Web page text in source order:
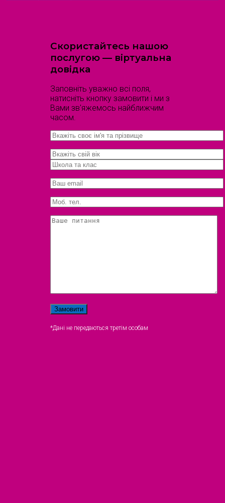
Скористайтесь нашою
послугою — віртуальна
довідка
Заповніть уважно всі поля,
натисніть кнопку замовити і ми з
Вами зв'яжемось найближчим
часом.
*Дані не передаються третім особам